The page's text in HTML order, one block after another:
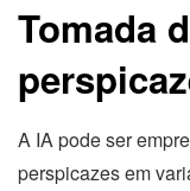
Tomada
A IA pode ser
perspicazes em